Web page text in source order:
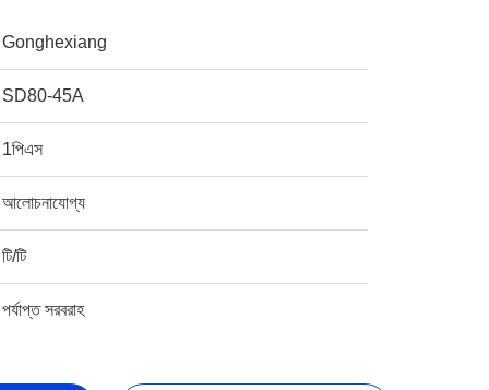
Gonghexiang
SD80-45A
1পিএস
আলোচনাযোগ্য
টি/টি
পর্যাপ্ত সরবরাহ